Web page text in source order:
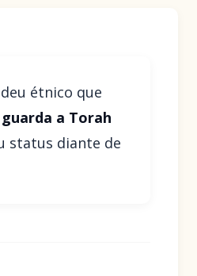
étnico que
a Torah
status diante de